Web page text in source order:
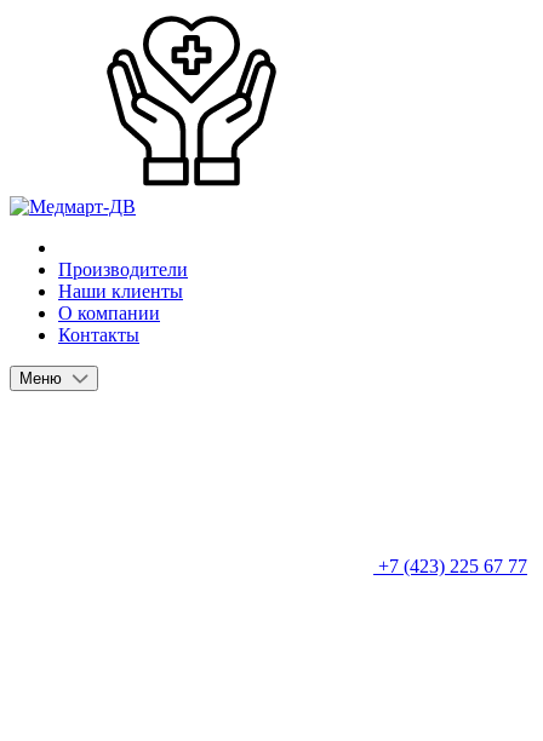
Производители
Наши клиенты
О компании
Контакты
Меню
+7 (423) 225 67 77